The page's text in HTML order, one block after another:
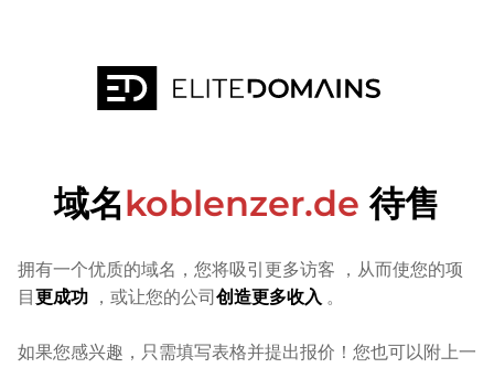
域名koblenzer.de 待售
拥有一个优质的域名，您将吸引更多访客 ，从而使您的项
目更成功 ，或让您的公司创造更多收入 。
如果您感兴趣，只需填写表格并提出报价！您也可以附上一